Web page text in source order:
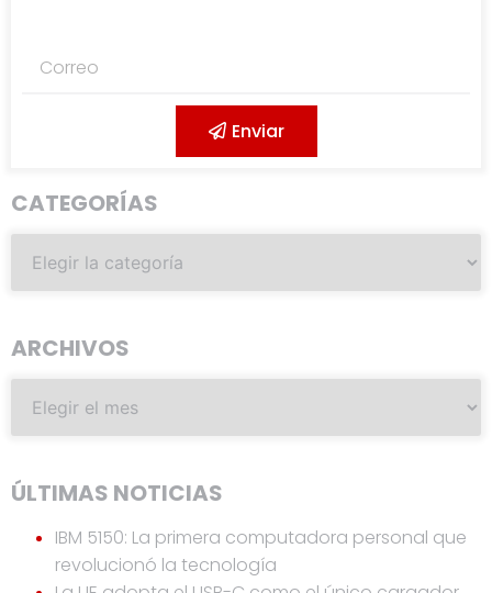
Enviar
CATEGORÍAS
ARCHIVOS
ÚLTIMAS NOTICIAS
IBM 5150: La primera computadora personal que
revolucionó la tecnología